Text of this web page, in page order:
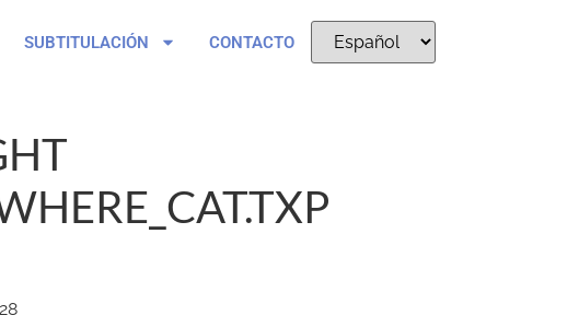
SUBTITULACIÓN CONTACTO